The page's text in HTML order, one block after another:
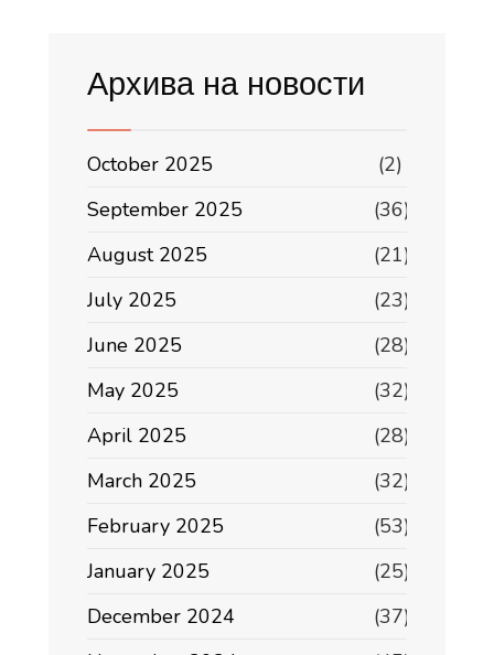
Архива на новости
October 2025
(2)
September 2025
(36)
August 2025
(21)
July 2025
(23)
June 2025
(28)
May 2025
(32)
April 2025
(28)
March 2025
(32)
February 2025
(53)
January 2025
(25)
December 2024
(37)